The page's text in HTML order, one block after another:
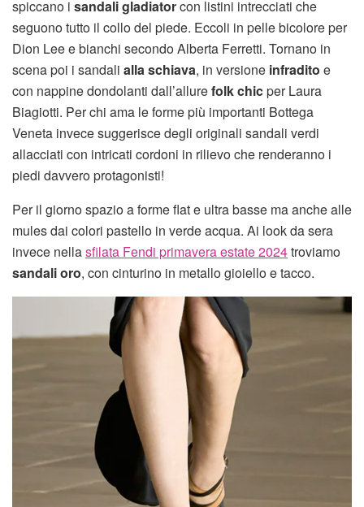
spiccano i sandali gladiatorcon listini intrecciati che
seguono tutto il collo del piede. Eccoli in pelle bicolore per
Dion Lee e bianchi secondo Alberta Ferretti. Tornano in
scena poi i sandali alla schiava, in versione infradito e
con nappine dondolanti dall’allurefolk chicper Laura
Biagiotti. Per chi ama le forme più importanti Bottega
Veneta invece suggerisce degli originali sandali verdi
allacciati con intricati cordoni in rilievo che renderanno i
piedi davvero protagonisti!
Per il giorno spazio a forme flat e ultra basse ma anche alle
mules dai colori pastello in verde acqua. Ai look da sera
invece nellasfilata Fendi primavera estate 2024troviamo
sandali oro, con cinturino in metallo gioiello e tacco.